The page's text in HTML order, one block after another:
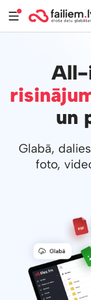
All-
un
Glabā,
foto,